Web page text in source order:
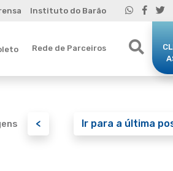
Instituto do Barão
Rede de Parceiros
< Ir para a última